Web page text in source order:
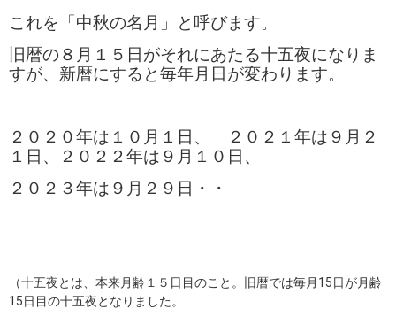
これを「中秋の名月」と呼びます。
旧暦の８月１５日がそれにあたる十五夜になりま
すが、新暦にすると毎年月日が変わります。
２０２０年は１０月１日、 ２０２１年は９月２
１日、２０２２年は９月１０日、
２０２３年は９月２９日・・
（十五夜とは、本来月齢１５日目のこと。旧暦では毎月15日が月齢
15日目の十五夜となりました。